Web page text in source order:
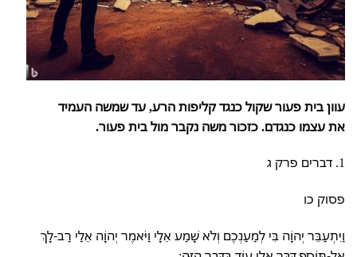
עוון בית פעור שקול כנגד קליפות הרע,עד שמשה העמיד
את עצמו כנגדם. כזכור משה נקבר מול בית פעור.
1. דברים פרק ג
פסוק כו
וַיִּתְעַבֵּר יְהוָֹה בִּי לְמַעַנְכֶם וְלֹא שָׁמַע אֵלָי וַיֹּאמֶר יְהוָֹה אֵלַי רַב-לָךְ